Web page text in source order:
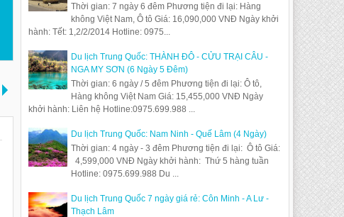
Thời gian: 7 ngày 6 đêm Phương tiện đi lại: Hàng
không Việt Nam, Ô tô Giá: 16,090,000 VNĐ Ngày khởi
hành: Tết: 1,2/2/2014 Hotline: 0975...
Du lịch Trung Quốc: THÀNH ĐÔ - CỬU TRẠI CÂU -
NGA MY SƠN (6 Ngày 5 Đêm)
Thời gian: 6 ngày / 5 đêm Phương tiện đi lại: Ô tô,
Hàng không Việt Nam Giá: 15,455,000 VNĐ Ngày
khởi hành: Liên hệ Hotline:0975.699.988 ...
Du lịch Trung Quốc: Nam Ninh - Quế Lâm (4 Ngày)
Thời gian: 4 ngày - 3 đêm Phương tiện đi lại: Ô tô Giá:
4,599,000 VNĐ Ngày khởi hành: Thứ 5 hàng tuần
Hotline: 0975.699.988 Du ...
Du lịch Trung Quốc 7 ngày giá rẻ: Côn Minh - A Lư -
Thạch Lâm